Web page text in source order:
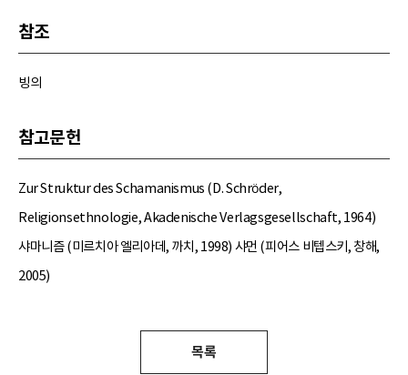
참조
빙의
참고문헌
Zur Struktur des Schamanismus (D. Schröder,
Religionsethnologie, Akadenische Verlagsgesellschaft, 1964)
샤마니즘 (미르치아 엘리아데, 까치, 1998) 샤먼 (피어스 비텝스키, 창해,
2005)
목록